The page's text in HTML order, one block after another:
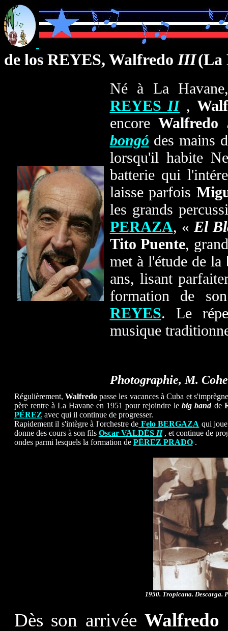
de los REYES, Walfredo III(La
Né à La
REYESII ,
encoreWalfredo
bongó des mains
lorsqu'il habite
batterie qui
laisse parfois
les grands
PERAZA, « El
Tito Puente,
met à l'étude de
ans, lisant
formation de
REYES. Le
musique
Photographie, M.
Régulièrement, Walfredopasse les vacances à Cuba et
père rentre à La Havane en 1951 pour rejoindre lebig bandde
PÉREZ avec qui il continue de progresser.
Rapidement il s'intègre à l'orchestre de Felo BERGAZA qui
donne des cours à son fils Oscar VALDÉS II , et continue de
ondes parmi lesquels la formation de PÉREZ PRADO .
1950. Tropicana. Descarga.
Dès son arrivéeWalfredo